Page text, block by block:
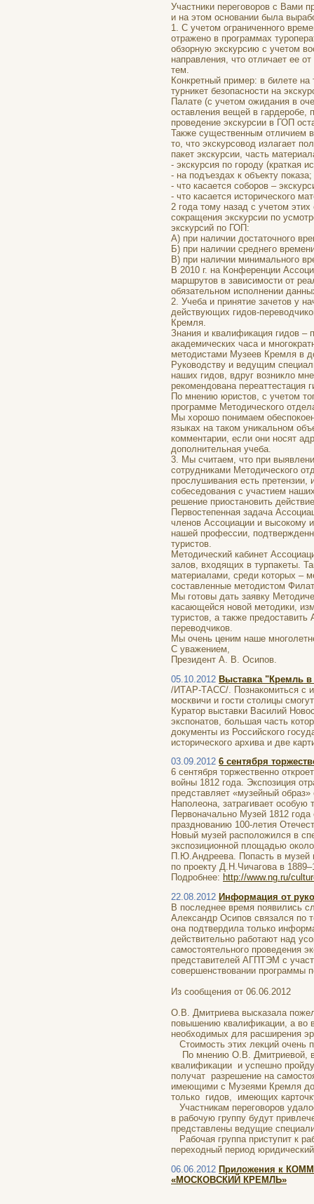
Участники переговоров с Вами
и на этом основании была
1. С учетом ограниченного
отражено в программах
обзорную экскурсию с учетом
направления, что отличает ее
тем.
Конкретный пример: в билете
турникет безопасности на
Палате (с учетом ожидания в
оставления вещей в гардеробе,
проведение экскурсии в ГОП
Также существенным отличием
то, что экскурсовод излагает
пакет экскурсии, часть
- экскурсия по городу (краткая
- на подъездах к объекту показа;
- что касается соборов –
- что касается исторического
2 года тому назад с учетом
сокращения экскурсии по
экскурсий по ГОП:
А) при наличии достаточного
Б) при наличии среднего
В) при наличии минимального
В 2010 г. на Конференции
маршрутов в зависимости от
обязательном исполнении
2. Учеба и принятие зачетов у
действующих гидов-
Кремля.
Знания и квалификация гидов –
академических часа и
методистами Музеев Кремля в
Руководству и ведущим
наших гидов, вдруг возникло
рекомендована переаттестация
По мнению юристов, с учетом
программе Методического
Мы хорошо понимаем
языках на таком уникальном
комментарии, если они носят
дополнительная учеба.
3. Мы считаем, что при
сотрудниками Методического
прослушивания есть
собеседования с участием
решение приостановить
Первостепенная задача
членов Ассоциации и высокому
нашей профессии,
туристов.
Методический кабинет
залов, входящих в турпакеты.
материалами, среди которых –
составленные методистом
Мы готовы дать заявку
касающейся новой методики,
туристов, а также
переводчиков.
Мы очень ценим наше
С уважением,
Президент А. В. Осипов.
05.10.2012 Выставка "Кремль в
/ИТАР-ТАСС/. Познакомиться с
москвичи и гости столицы
Куратор выставки Василий
экспонатов, большая часть
документы из Российского
исторического архива и две
03.09.2012 6 сентября
6 сентября торжественно
войны 1812 года. Экспозиция
представляет «музейный
Наполеона, затрагивает
Первоначально Музей 1812
празднованию 100-летия
Новый музей расположился в
экспозиционной площадью
П.Ю.Андреева. Попасть в музей
по проекту Д.Н.Чичагова в
Подробнее: http://www.ng.ru/
22.08.2012 Информация от
В последнее время появились
Александр Осипов связался по
она подтвердила только
действительно работают над
самостоятельного проведения
представителей АГПТЭМ с
совершенствовании программы
Из сообщения от 06.06.2012
О.В. Дмитриева высказала
повышению квалификации, а во
необходимых для расширения
Стоимость этих лекций очень
По мнению О.В. Дмитриевой, в
квалификации и успешно
получат разрешение на
имеющими с Музеями Кремля
только гидов, имеющих
Участникам переговоров
в рабочую группу будут
представлены ведущие
Рабочая группа приступит к
переходный период
06.06.2012 Приложения к
«МОСКОВСКИЙ КРЕМЛЬ»